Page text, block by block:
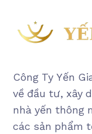
Công Ty Yến
về đầu tư, xây
nhà yến thông
các sản phẩm